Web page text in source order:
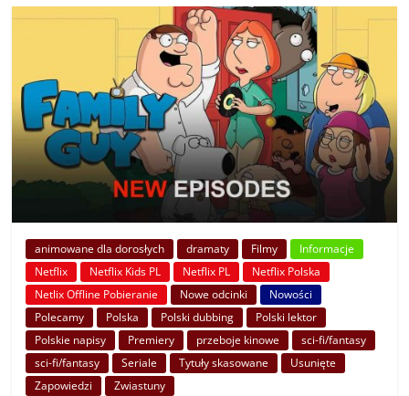
animowane dla dorosłych dramaty Filmy
Informacje
Netflix
Netflix Kids PL Netflix PL
Netflix Polska
Netlix Offline Pobieranie
Nowe odcinki
Nowości
Polecamy
Polska Polski dubbing
Polski lektor
Polskie napisy
Premiery przeboje kinowe
sci-fi/fantasy
sci-fi/fantasy
Seriale Tytuły skasowane
Usunięte
Zapowiedzi
Zwiastuny